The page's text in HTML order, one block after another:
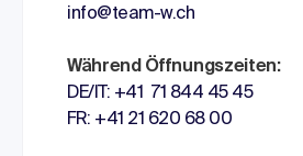
info@team-w.ch
Während Öffnungszeiten:
DE/IT: +41 71 844 45 45
FR: +41 21 620 68 00